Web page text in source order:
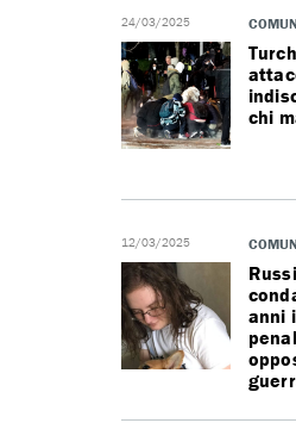
24/03/2025
chi
12/03/2025
anni